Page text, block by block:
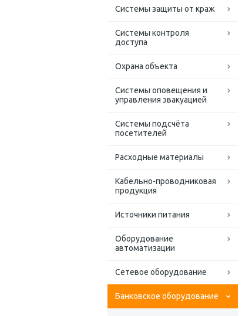
Системы защиты от краж
Системы контроля
доступа
Охрана объекта
Системы оповещения и
управления эвакуацией
Системы подсчёта
посетителей
Расходные материалы
Кабельно-проводниковая
продукция
Источники питания
Оборудование
автоматизации
Сетевое оборудование
Банковское оборудование